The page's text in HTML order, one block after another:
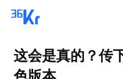
这会是真的？传
色版本